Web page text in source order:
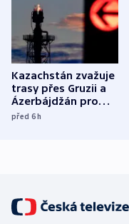
Kazachstán zvažuje
trasy přes Gruzii a
Ázerbájdžán pro
vývoz ropy do
před 6h